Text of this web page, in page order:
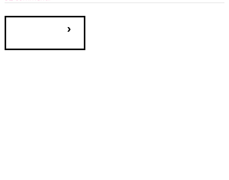
›